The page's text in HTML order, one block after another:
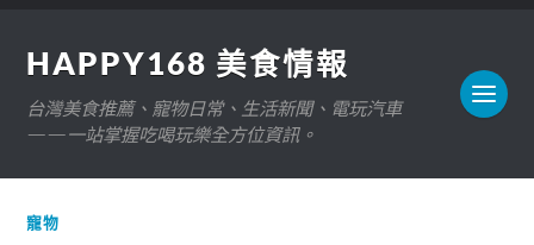
HAPPY168 美食情報
台灣美食推薦、寵物日常、生活新聞、電玩汽車
——一站掌握吃喝玩樂全方位資訊。
寵物